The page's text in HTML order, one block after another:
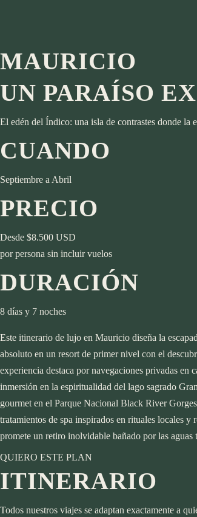
Botsuana
Islas Mauricio
Namibia
Seychelles
Sudáfrica
Asia
Emiratos Árabes
Indonesia
Japón
Laos
Maldivas
Vietnam
Europa
Austria
España
Francia
Grecia
Italia
Viajes a la medida
Experiencias
Luna de miel
Pareja
Familiar
FAQs
Namibia
Sudáfrica
Asia
Cambodia
Emiratos Árabes
Indonesia
Laos
Tailandia
Vietnam
Europa
Austria
España
Grecia
Italia
Viajes a la medida
Luna de miel
Pareja
Familiar
BlogAbout
FAQs
MAURICIO
UN PARAÍSO
El edén del Índico: una isla de contrastes donde
CUANDO
Septiembre a Abril
PRECIO
Desde $8.500 USD
por persona sin incluir vuelos
DURACIÓN
8 días y 7 noches
Este itinerario de lujo en Mauricio diseña la
absoluto en un resort de primer nivel con el
experiencia destaca por navegaciones privadas en
inmersión en la espiritualidad del lago sagrado
gourmet en el Parque Nacional Black River
tratamientos de spa inspirados en rituales locales y
promete un retiro inolvidable bañado por las aguas
QUIERO ESTE PLAN
ITINERARIO
Todos nuestros viajes se adaptan exactamente a